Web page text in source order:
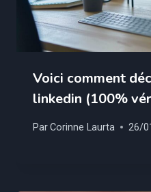
Voici comment
linkedin (100%
ParCorinne Laurta 26/